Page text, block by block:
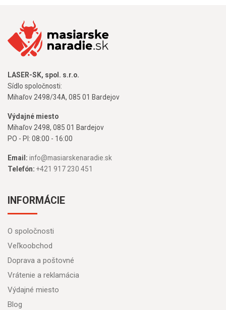
LASER-SK, spol. s.r.o.
Sídlo spoločnosti:
Mihaľov 2498/34A, 085 01 Bardejov
Výdajné miesto
Mihaľov 2498, 085 01 Bardejov
PO - PI: 08:00 - 16:00
Email: info@masiarskenaradie.sk
Telefón: +421 917 230 451
INFORMÁCIE
O spoločnosti
Veľkoobchod
Doprava a poštovné
Vrátenie a reklamácia
Výdajné miesto
Blog